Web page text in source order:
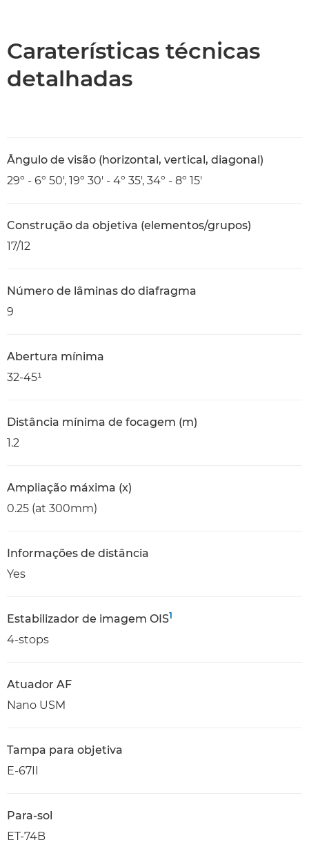
Caraterísticas técnicas
detalhadas
Ângulo de visão (horizontal, vertical, diagonal)
29º - 6º 50', 19º 30' - 4º 35', 34º - 8º 15'
Construção da objetiva (elementos/grupos)
17/12
Número de lâminas do diafragma
9
Abertura mínima
32-45¹
Distância mínima de focagem (m)
1.2
Ampliação máxima (x)
0.25 (at 300mm)
Informações de distância
Yes
Estabilizador de imagem OIS1
4-stops
Atuador AF
Nano USM
Tampa para objetiva
E-67II
Para-sol
ET-74B